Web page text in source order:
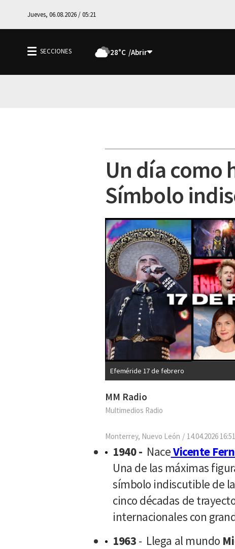
Jueves, 06.08.2026 / 05:21
28°C
Un día como
Símbolo
Efeméride 17 de febrero
MM Radio
Multimedios Radio
Monterrey, Nuevo León 14.04.2026 16:51
1940 - NaceVicente
Una de las máximas
símbolo indiscutible de
cinco décadas de
internacionales con
1963 - Llega al mundo